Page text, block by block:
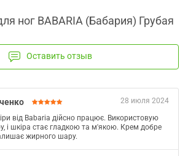
ног BABARIA (Бабария) Грубая
Оставить отзыв
28 июля 2024
від Babaria дійсно працює. Використовую
і шкіра стає гладкою та м'якою. Крем добре
жирного шару.